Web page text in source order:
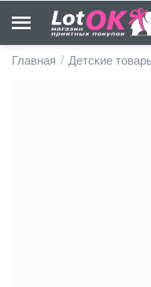
Главная / Детские